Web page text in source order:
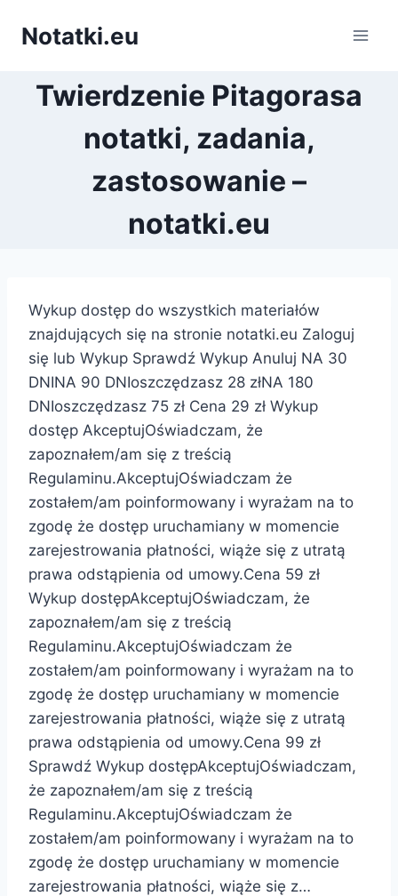
Notatki.eu
Twierdzenie Pitagorasa
notatki, zadania,
zastosowanie –
notatki.eu
Wykup dostęp do wszystkich materiałów
znajdujących się na stronie notatki.eu Zaloguj
się lub Wykup Sprawdź Wykup Anuluj NA 30
DNINA 90 DNIoszczędzasz 28 złNA 180
DNIoszczędzasz 75 zł Cena 29 zł Wykup
dostęp AkceptujOświadczam, że
zapoznałem/am się z treścią
Regulaminu.AkceptujOświadczam że
zostałem/am poinformowany i wyrażam na to
zgodę że dostęp uruchamiany w momencie
zarejestrowania płatności, wiąże się z utratą
prawa odstąpienia od umowy.Cena 59 zł
Wykup dostępAkceptujOświadczam, że
zapoznałem/am się z treścią
Regulaminu.AkceptujOświadczam że
zostałem/am poinformowany i wyrażam na to
zgodę że dostęp uruchamiany w momencie
zarejestrowania płatności, wiąże się z utratą
prawa odstąpienia od umowy.Cena 99 zł
Sprawdź Wykup dostępAkceptujOświadczam,
że zapoznałem/am się z treścią
Regulaminu.AkceptujOświadczam że
zostałem/am poinformowany i wyrażam na to
zgodę że dostęp uruchamiany w momencie
zarejestrowania płatności, wiąże się z…